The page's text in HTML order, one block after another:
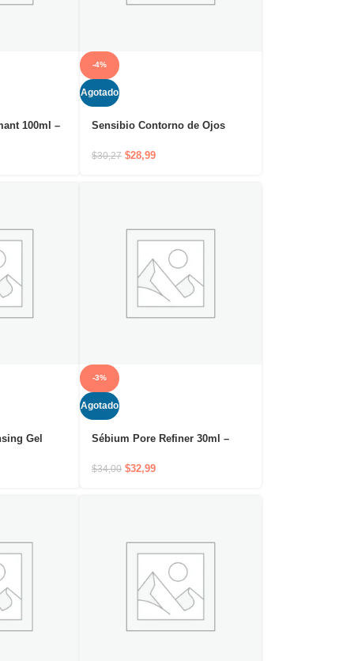
100ml –
-4%
Agotado
Sensibio Contorno de Ojos
hidratante para el contorno de
$30,27 $28,99
Gel
y
-3%
Agotado
Sébium Pore Refiner 30ml –
poros dilatados persistentes
$34,00 $32,99